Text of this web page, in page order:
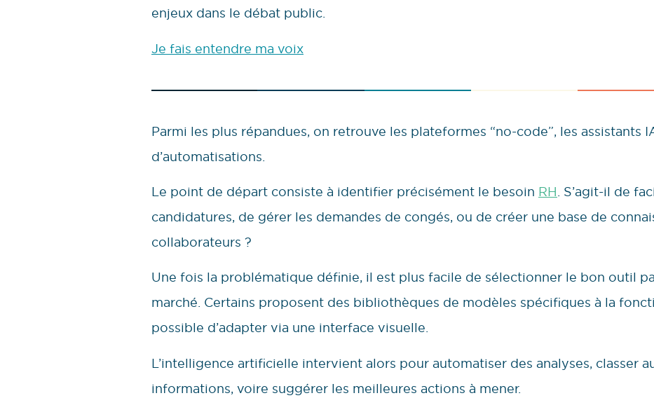
enjeux dans le débat public.
Je fais entendre ma voix
Parmi les plus répandues, on retrouve les plateformes “no-code”, les assistants
d’automatisations.
Le point de départ consiste à identifier précisément le besoin RH. S’agit-il de
candidatures, de gérer les demandes de congés, ou de créer une base de
collaborateurs ?
Une fois la problématique définie, il est plus facile de sélectionner le bon outil
marché. Certains proposent des bibliothèques de modèles spécifiques à la
possible d’adapter via une interface visuelle.
L’intelligence artificielle intervient alors pour automatiser des analyses, classer
informations, voire suggérer les meilleures actions à mener.